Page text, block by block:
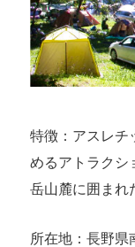
特徴：アスレチ
めるアトラクシ
岳山麓に囲まれ
所在地：長野県